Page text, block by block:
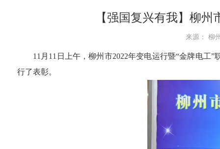
【强国复兴有我】柳
来源：
11月11日上午，柳州市2022年变电运行暨“金牌电工
行了表彰。